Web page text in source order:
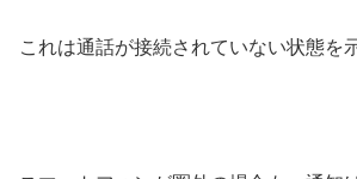
これは通話が接続されていない状態を